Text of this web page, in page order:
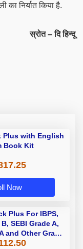
का निर्यात किया है.
स्रोत – दि हिन्दू
Plus with English
Book Kit
Now
Plus For IBPS,
SEBI Grade A,
and Other Grade
Bank Exams